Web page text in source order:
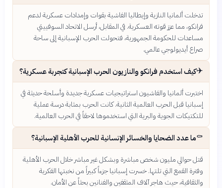
تدخلت ألمانيا النازية وإيطاليا الفاشية بقوات وإمدادات عسكرية لدعم
فرانكو، مما عزز قوته العسكرية. في المقابل، أرسل الاتحاد السوفييتي
مساعدات للحكومة الجمهورية، فتحولت الحرب الإسبانية إلى ساحة
صراع أيديولوجي عالمي.
✈️كيف استخدم فرانكو والنازيون الحرب الإسبانية كتجربة عسكرية؟
اختبرت ألمانيا والفاشيون استراتيجيات عسكرية جديدة وأسلحة حديثة في
إسبانيا قبل الحرب العالمية الثانية. كانت الحرب بمثابة درسة عملية
للتكتيكات الجوية والبرية التي استخدموها لاحقاً في الحرب العالمية.
⚰️ما عدد الضحايا والخسائر الإنسانية للحرب الأهلية الإسبانية؟
قتل حوالي مليون شخص مباشرة وبشكل غير مباشر خلال الحرب الأهلية
وفترة القمع التي تلتها. خسرت إسبانيا جزءاً كبيراً من نخبتها الفكرية
والثقافية، حيث هاجر آلاف المثقفين والفنانين بحثاً عن الأمان.